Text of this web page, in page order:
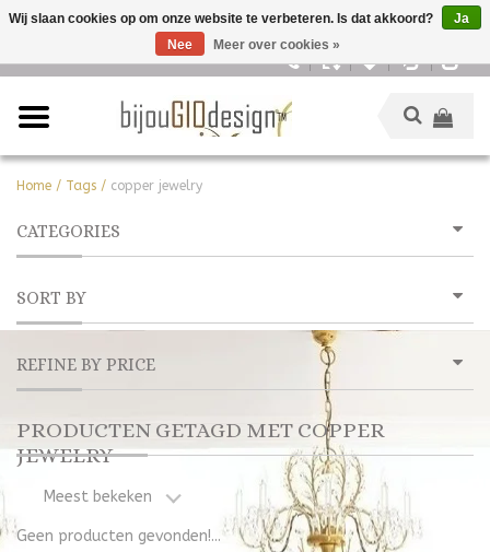
Home / Tags / copper jewelry
CATEGORIES
SORT BY
REFINE BY PRICE
PRODUCTEN GETAGD MET COPPER
JEWELRY
Meest bekeken
Geen producten gevonden!...
Wij slaan cookies op om onze website te verbeteren. Is dat akkoord?
Ja
Nee
Meer over cookies »